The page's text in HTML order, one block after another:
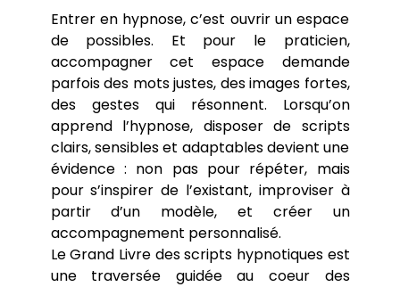
Communications
Séminaires
Soutenances de thèses et HDR
Entrer en hypnose, c’est ouvrir un espace
de possibles. Et pour le praticien,
accompagner cet espace demande
parfois des mots justes, des images fortes,
des gestes qui résonnent. Lorsqu’on
apprend l’hypnose, disposer de scripts
clairs, sensibles et adaptables devient une
évidence : non pas pour répéter, mais
pour s’inspirer de l’existant, improviser à
partir d’un modèle, et créer un
accompagnement personnalisé.
Le Grand Livre des scripts hypnotiquesest
une traversée guidée au coeur des